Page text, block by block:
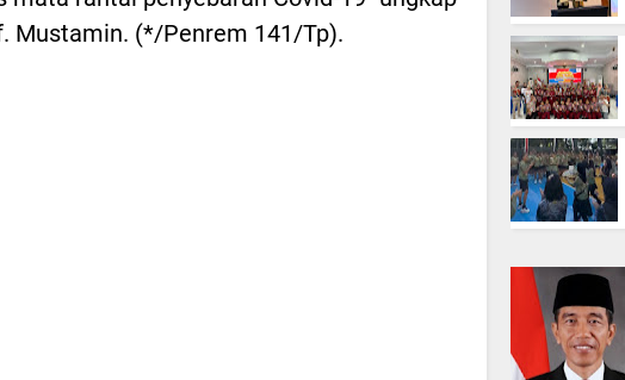
Mustamin. (*/Penrem 141/Tp).